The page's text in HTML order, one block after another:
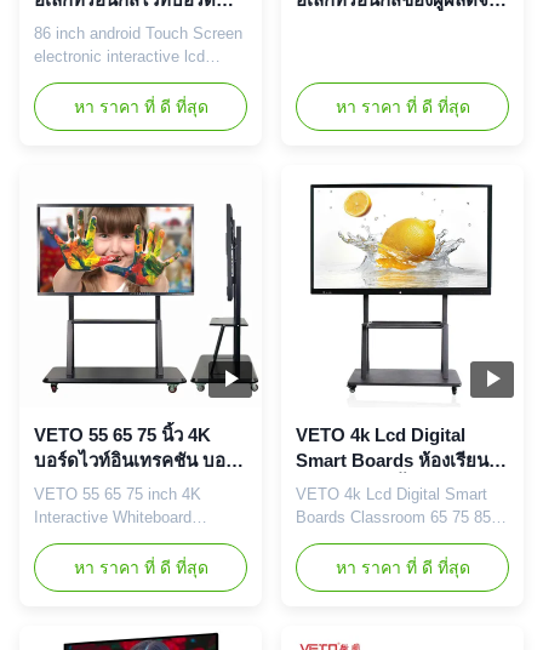
แบบโต้ตอบ Android Lcd
Digital
86 inch android Touch Screen
electronic interactive lcd
digital whiteboard Parameter
Display size 55inch(16:9)
65inch(16:9) 75inch(16:9)
1265*764*91.5 1484*887*91.5
1716*1024*96.5
1961*1162*96.5 Packing
size(mm) 1415*980*250
หา ราคา ที่ ดี ที่สุด หา ราคา ที่ ดี ที่สุด
VETO 55 65 75 นิ้ว 4K
บอร์ดไวท์อินเทรคชัน บอร์ด
สมาร์ท ทัชสกรีน การศึกษา
Blackboards
VETO 55 65 75 inch 4K
Interactive Whiteboard
Intelligent Smart Bord Touch
Screen Education
Blackboards Product
interactive whiteboard
หา ราคา ที่ ดี ที่สุด
VETO 4k Lcd Digital
Smart Boards ห้องเรียน
65 75 85 86 นิ้ว สัมผัสจอทีวี
อินเตอร์เอ็กเตอร์คอม บอร์ด
โรงเรียน
VETO 4k Lcd Digital Smart
Boards Classroom 65 75 85
86 Inch interactive tv touch
screen whiteboard for
teaching school Product
หา ราคา ที่ ดี ที่สุด